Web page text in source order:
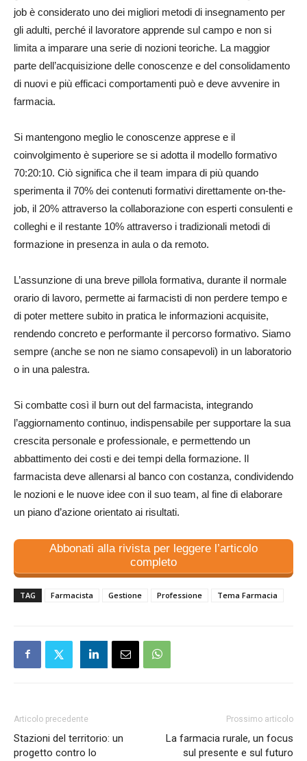
job è considerato uno dei migliori metodi di insegnamento per
gli adulti, perché il lavoratore apprende sul campo e non si
limita a imparare una serie di nozioni teoriche. La maggior
parte dell’acquisizione delle conoscenze e del consolidamento
di nuovi e più efficaci comportamenti può e deve avvenire in
farmacia.
Si mantengono meglio le conoscenze apprese e il
coinvolgimento è superiore se si adotta il modello formativo
70:20:10. Ciò significa che il team impara di più quando
sperimenta il 70% dei contenuti formativi direttamente on-the-
job, il 20% attraverso la collaborazione con esperti consulenti e
colleghi e il restante 10% attraverso i tradizionali metodi di
formazione in presenza in aula o da remoto.
L’assunzione di una breve pillola formativa, durante il normale
orario di lavoro, permette ai farmacisti di non perdere tempo e
di poter mettere subito in pratica le informazioni acquisite,
rendendo concreto e performante il percorso formativo. Siamo
sempre (anche se non ne siamo consapevoli) in un laboratorio
o in una palestra.
Si combatte così il burn out del farmacista, integrando
l’aggiornamento continuo, indispensabile per supportare la sua
crescita personale e professionale, e permettendo un
abbattimento dei costi e dei tempi della formazione. Il
farmacista deve allenarsi al banco con costanza, condividendo
le nozioni e le nuove idee con il suo team, al fine di elaborare
un piano d’azione orientato ai risultati.
Abbonati alla rivista per leggere l’articolo
completo
TAG Farmacista Gestione Professione Tema Farmacia
Articolo precedente
Stazioni del territorio: un
progetto contro lo
Prossimo articolo
La farmacia rurale, un focus
sul presente e sul futuro